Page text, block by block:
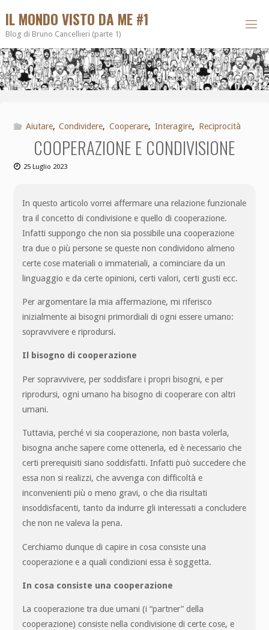
IL MONDO VISTO DA ME #1
Blog di Bruno Cancellieri (parte 1)
Aiutare, Condividere, Cooperare, Interagire, Reciprocità
COOPERAZIONE E CONDIVISIONE
25 Luglio 2023
In questo articolo vorrei affermare una relazione funzionale
tra il concetto di condivisione e quello di cooperazione.
Infatti suppongo che non sia possibile una cooperazione
tra due o più persone se queste non condividono almeno
certe cose materiali o immateriali, a cominciare da un
linguaggio e da certe opinioni, certi valori, certi gusti ecc.
Per argomentare la mia affermazione, mi riferisco
inizialmente ai bisogni primordiali di ogni essere umano:
sopravvivere e riprodursi.
Il bisogno di cooperazione
Per sopravvivere, per soddisfare i propri bisogni, e per
riprodursi, ogni umano ha bisogno di cooperare con altri
umani.
Tuttavia, perché vi sia cooperazione, non basta volerla,
bisogna anche sapere come ottenerla, ed è necessario che
certi prerequisiti siano soddisfatti. Infatti può succedere che
essa non si realizzi, che avvenga con difficoltà e
inconvenienti più o meno gravi, o che dia risultati
insoddisfacenti, tanto da indurre gli interessati a concludere
che non ne valeva la pena.
Cerchiamo dunque di capire in cosa consiste una
cooperazione e a quali condizioni essa è soggetta.
In cosa consiste una cooperazione
La cooperazione tra due umani (i “partner” della
cooperazione) consiste nella condivisione di certe cose, e